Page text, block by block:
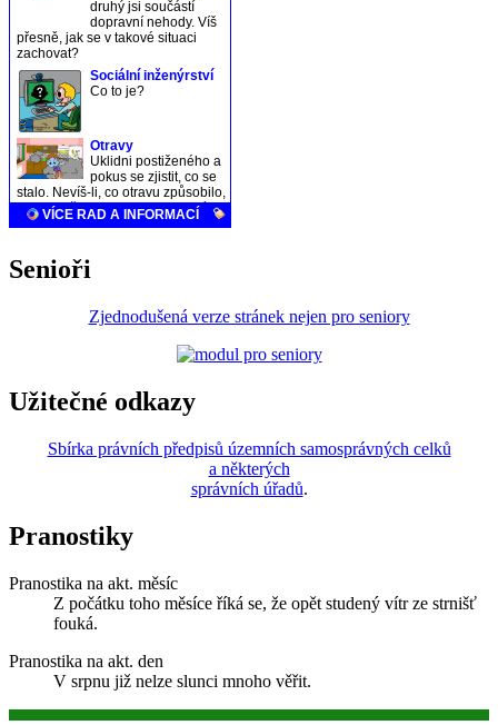
Senioři
Zjednodušená verze stránek nejen pro seniory
Užitečné odkazy
Sbírka právních předpisů územních samosprávných celků
a některých
správních úřadů.
Pranostiky
Pranostika na akt. měsíc
Z počátku toho měsíce říká se, že opět studený vítr ze strnišť
fouká.
Pranostika na akt. den
V srpnu již nelze slunci mnoho věřit.